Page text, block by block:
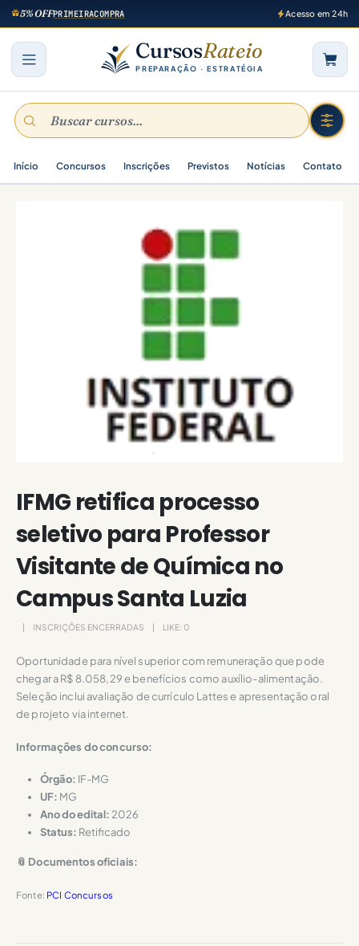
5% OFFPRIMEIRACOMPRA Acesso em 24h
CursosRateio
PREPARAÇÃO · ESTRATÉGIA
Início Concursos Inscrições Previstos Notícias Contato
IFMG retifica processo
seletivo para Professor
Visitante de Química no
Campus Santa Luzia
INSCRIÇÕES ENCERRADAS LIKE: 0
Oportunidade para nível superior com remuneração que pode
chegar a R$ 8.058,29 e benefícios como auxílio-alimentação.
Seleção inclui avaliação de currículo Lattes e apresentação oral
de projeto via internet.
Informações do concurso:
Órgão: IF-MG
UF: MG
Ano do edital:2026
Status: Retificado
📎 Documentos oficiais:
Fonte: PCI Concursos